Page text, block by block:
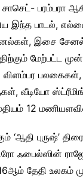
பரம்பரா
இந்த பாடல்,
இசை
பலகைகள்,
வீடியோ
12
‘ஆதி புருஷ்’
ஃபைல்ஸின்
தேதி உலகம்